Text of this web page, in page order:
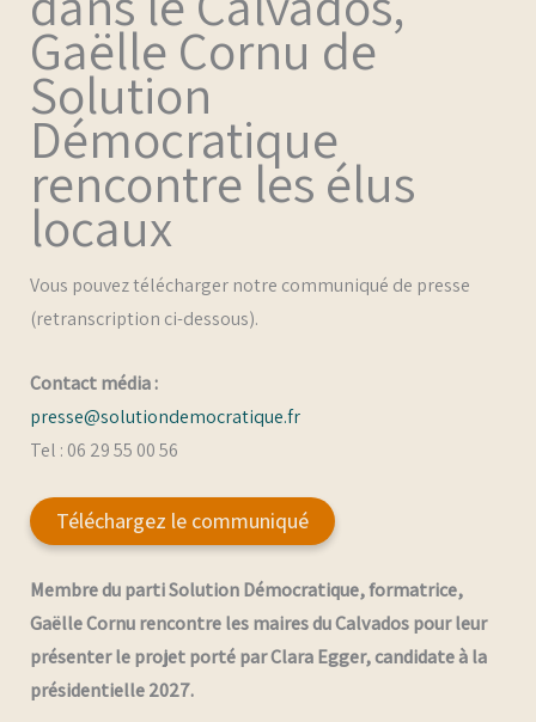
Gaëlle Cornu de
Solution
Démocratique
rencontre les élus
locaux
Vous pouvez télécharger notre communiqué de presse
(retranscription ci-dessous).
Contact média :
presse@solutiondemocratique.fr
Tel : 06 29 55 00 56
Téléchargez le communiqué
Membre du parti Solution Démocratique, formatrice,
Gaëlle Cornu rencontre les maires du Calvados pour leur
présenter le projet porté par Clara Egger, candidate à la
présidentielle 2027.